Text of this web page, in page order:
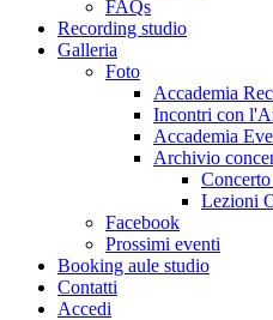
FAQs
Recording studio
Galleria
Foto
Accademia
Incontri con
Accademia
Archivio
Lezioni
Facebook
Prossimi eventi
Booking aule studio
Contatti
Accedi